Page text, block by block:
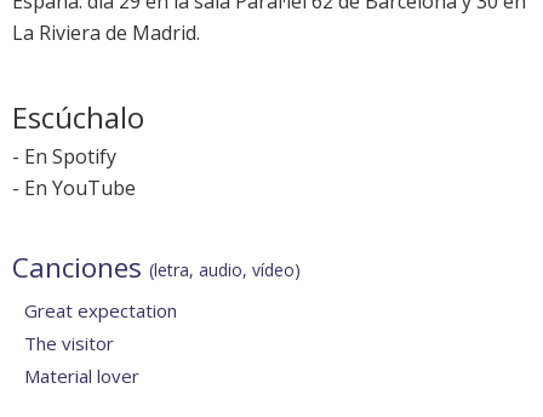
La Riviera de Madrid.
Escúchalo
- En Spotify
- En YouTube
Canciones (letra, audio, vídeo)
Great expectation
The visitor
Material lover